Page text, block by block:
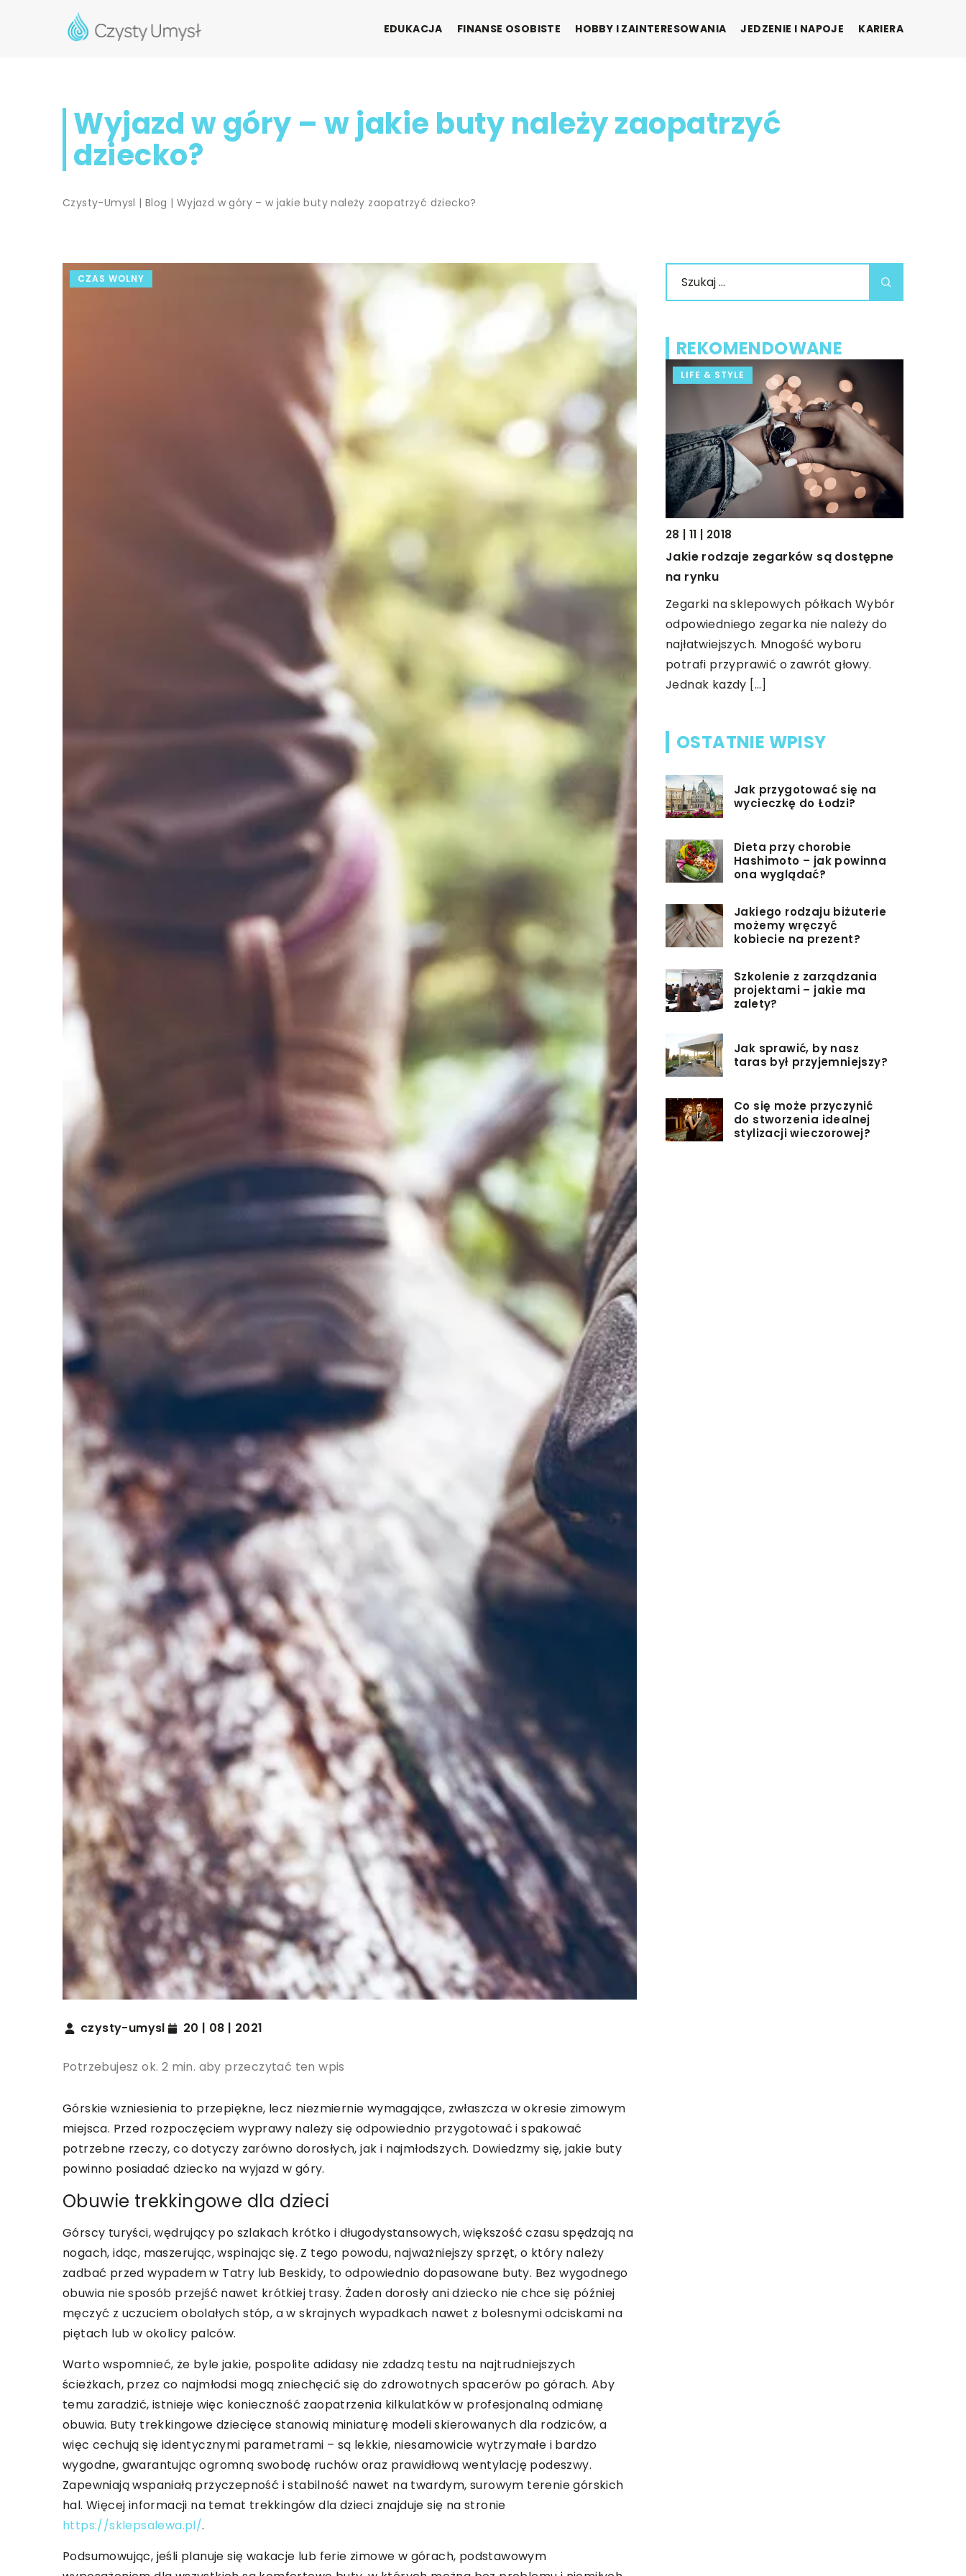
EDUKACJA FINANSE OSOBISTE HOBBY I ZAINTERESOWANIA JEDZENIE I NAPOJE KARIERA
Wyjazd w góry – w jakie buty należy zaopatrzyć
dziecko?
Czysty-Umysl |Blog | Wyjazd w góry – w jakie buty należy zaopatrzyć dziecko?
CZAS WOLNY
czysty-umysl 20 | 08 | 2021
Potrzebujesz ok. 2 min. aby przeczytać ten wpis
Górskie wzniesienia to przepiękne, lecz niezmiernie wymagające, zwłaszcza w okresie zimowym
miejsca. Przed rozpoczęciem wyprawy należy się odpowiednio przygotować i spakować
potrzebne rzeczy, co dotyczy zarówno dorosłych, jak i najmłodszych. Dowiedzmy się, jakie buty
powinno posiadać dziecko na wyjazd w góry.
Obuwie trekkingowe dla dzieci
Górscy turyści, wędrujący po szlakach krótko i długodystansowych, większość czasu spędzają na
nogach, idąc, maszerując, wspinając się. Z tego powodu, najważniejszy sprzęt, o który należy
zadbać przed wypadem w Tatry lub Beskidy, to odpowiednio dopasowane buty. Bez wygodnego
obuwia nie sposób przejść nawet krótkiej trasy. Żaden dorosły ani dziecko nie chce się później
męczyć z uczuciem obolałych stóp, a w skrajnych wypadkach nawet z bolesnymi odciskami na
piętach lub w okolicy palców.
Warto wspomnieć, że byle jakie, pospolite adidasy nie zdadzą testu na najtrudniejszych
ścieżkach, przez co najmłodsi mogą zniechęcić się do zdrowotnych spacerów po górach. Aby
temu zaradzić, istnieje więc konieczność zaopatrzenia kilkulatków w profesjonalną odmianę
obuwia. Buty trekkingowe dziecięce stanowią miniaturę modeli skierowanych dla rodziców, a
więc cechują się identycznymi parametrami – są lekkie, niesamowicie wytrzymałe i bardzo
wygodne, gwarantując ogromną swobodę ruchów oraz prawidłową wentylację podeszwy.
Zapewniają wspaniałą przyczepność i stabilność nawet na twardym, surowym terenie górskich
hal. Więcej informacji na temat trekkingów dla dzieci znajduje się na stronie
https://sklepsalewa.pl/.
Podsumowując, jeśli planuje się wakacje lub ferie zimowe w górach, podstawowym
REKOMENDOWANE
Jakimi sposobami można poprawić
swój wzrok?
Wzrok to jeden z najważniejszych
zmysłów, który pozwala nam zobaczyć
rzeczy, które nas otaczają i realizować
wszystkie czynności dnia codziennego
LIFE & STYLE
hodowla gołębi?
Jeśli chcesz zająć się profesjonalną
hodowlą gołębi musisz pamiętać o kilku
rzeczach: zapewnieniu im lokum,
LIFE & STYLE
28 | 11 | 2018
Jakie rodzaje zegarków są dostępne
na rynku
Zegarki na sklepowych półkach Wybór
odpowiedniego zegarka nie należy do
najłatwiejszych. Mnogość wyboru
potrafi przyprawić o zawrót głowy.
Jednak każdy […]
OSTATNIE WPISY
Jak przygotować się na
wycieczkę do Łodzi?
Dieta przy chorobie
Hashimoto – jak powinna
ona wyglądać?
Jakiego rodzaju biżuterie
możemy wręczyć
kobiecie na prezent?
Szkolenie z zarządzania
projektami – jakie ma
zalety?
Jak sprawić, by nasz
taras był przyjemniejszy?
Co się może przyczynić
do stworzenia idealnej
stylizacji wieczorowej?